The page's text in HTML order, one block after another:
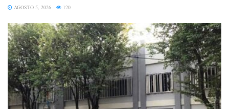
AGOSTO 5, 2026 120